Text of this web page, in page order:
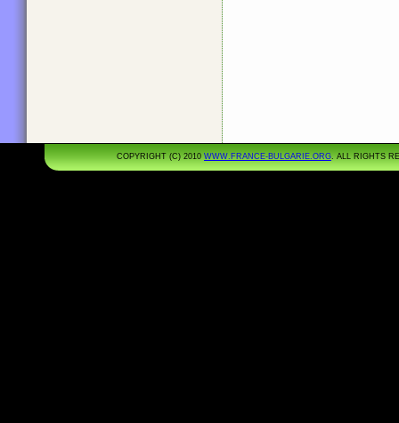
COPYRIGHT (C) 2010 WWW.FRANCE-BULGARIE.ORG . ALL RIGHTS